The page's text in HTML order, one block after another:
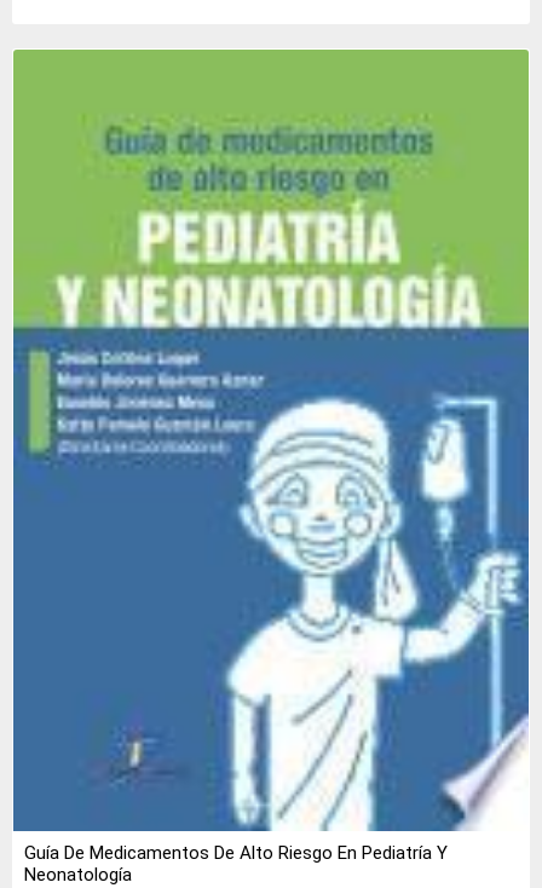
Guía De Medicamentos De Alto Riesgo En Pediatría Y
Neonatología